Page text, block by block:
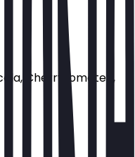
Cherrytomaten,